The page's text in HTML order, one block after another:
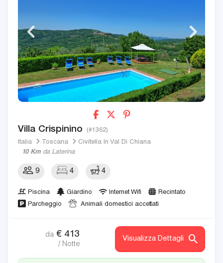
Villa Crispinino (#1362)
Italia Toscana
Civitella In Val Di Chiana
10 Km da Laterina
9 4 4
Piscina Giardino Internet Wifi
Recintato
Parcheggio
Animali domestici accettati
da € 413
/ Notte
Visualizza Dettagli